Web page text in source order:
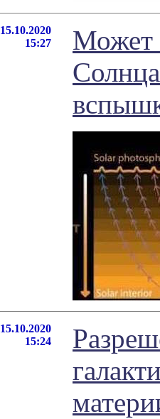
15.10.2020
15:27
Может
15.10.2020
15:24